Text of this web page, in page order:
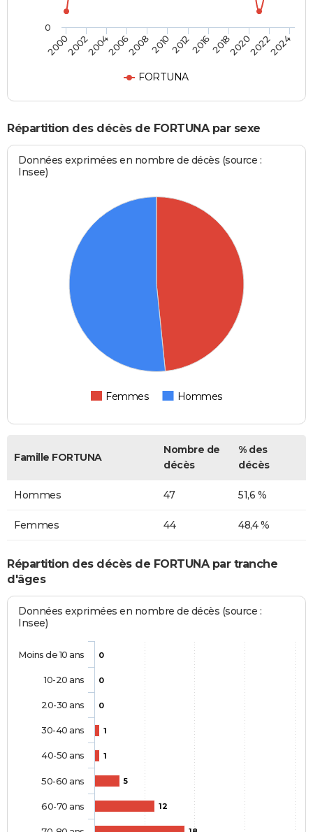
FORTUNA
200020022004200620082010201220162018202020222024
0
Répartition des décès de FORTUNA par sexe
Données exprimées en nombre de décès (source :
Insee)
Femmes Hommes
Famille FORTUNA
Nombre de
décès
% des
décès
Hommes 47 51,6 %
Femmes 44 48,4 %
Répartition des décès de FORTUNA par tranche
d'âges
Données exprimées en nombre de décès (source :
Insee)
0
0
0
1
1
5
12
Moins de 10 ans
10-20 ans
20-30 ans
30-40 ans
40-50 ans
50-60 ans
60-70 ans